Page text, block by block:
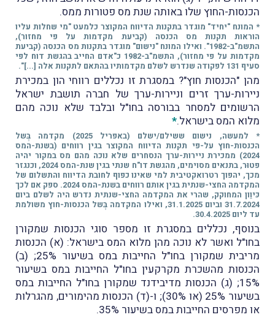
הכנסות-החוץ שלו באותה שנת מס פטורות ממס.
* המונח "יחיד" מוגדר בתקנות הדיווח המקוצר כלמעט "מי שחלות עליו
הוראות תקנות מס הכנסה (קביעת מקדמות על פי מחזור),
התשמ"ב-1982". ואילו המונח "נישום" מוגדר בתקנות מס הכנסה (קביעת
מקדמות על פי מחזור), התשמ"ב-1982 כ"אדם החייב בהגשת דוח לפי
סעיף 131 לפקודה שנדרש לשלם מקדמותיו בהתאם לתקנות אלה [...]".
מהן "הכנסות חוץ"? במסגרת זו נכללים רווחי הון במכירת
ניירות-ערך זרים וניירות-ערך של חברה תושבת ישראל
הרשומים למסחר בבורסה בחו"ל ובלבד שלא נוכה מהם
מלוא המס בישראל.*
* למעשה, נישום ששילם/ישלם (באפריל 2025) מקדמה בְּשל
הכנסות-חוץ על-פי תקנות הדיווח המקוצר בגין רווחים (בשנת-המס
2024) ממכירת ניירות-ערך הנסחרים שלא נוכה מהם מס במקור יהיה
פטוּר, בתנאים מסוימים, מהגשת דו"ח שנתי בגין שנת-המס 2024, וכנגזר
מכך, יהפוך רטרואקטיבית למי שאינו כפוף לחובת הדיווח והתשלום של
המקדמה החצי-שנתית בגין אותם רווחים בשנת-המס 2024. ספק אם לכך
כּיוֵון המחוקק, שהרי את המקדמה החצי-שנתית נדרש היה לשלם ביום
31.7.2024 וביום 31.1.2025, ואילו המקדמה בְּשל הכנסות-חוץ משולמת
עד ליום 30.4.2025.
בנוסף, נכללים במסגרת זו מספר סוגי הכנסות שמקורן
בחו"ל ואשר לא נוכה מהן מלוא המס בישראל: (א) הכנסות
מריבית שמקורן בחו"ל החייבות במס בשיעור 25%; (ב)
הכנסות מהשכרת מקרקעין בחו"ל החייבות במס בשיעור
15%; (ג) הכנסות מדיבידנד שמקורן בחו"ל החייבות במס
בשיעור 25% (או 30%); ו-(ד) הכנסות מהימורים, מהגרלות
או מפרסים החייבות במס בשיעור 35%.